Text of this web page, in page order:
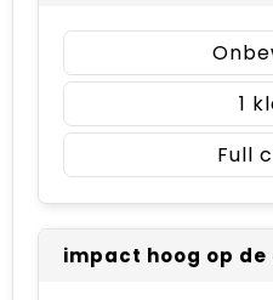
1
Full
impact hoog op